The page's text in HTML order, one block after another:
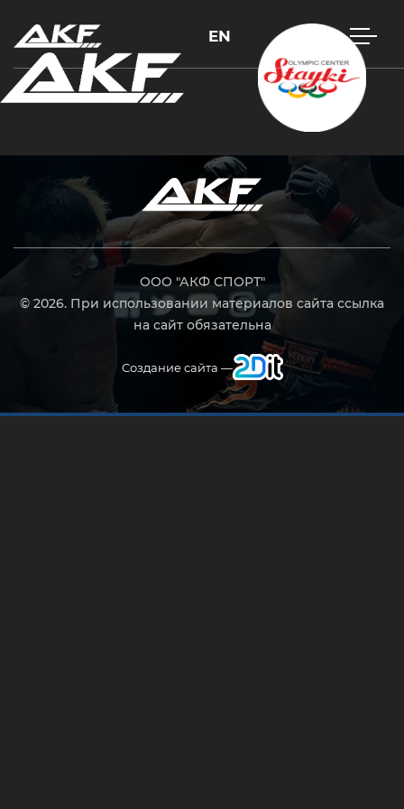
EN
ООО "АКФ СПОРТ"
© 2026. При использовании материалов сайта ссылка
на сайт обязательна
Создание сайта —
Нажмите Enter для поиска или Esc, чтобы закрыть